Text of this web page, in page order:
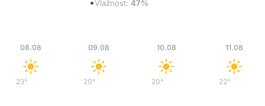
•Vlažnost: 47%
08.08
23°
09.08
20°/
10.08
20°/
11.08
22°